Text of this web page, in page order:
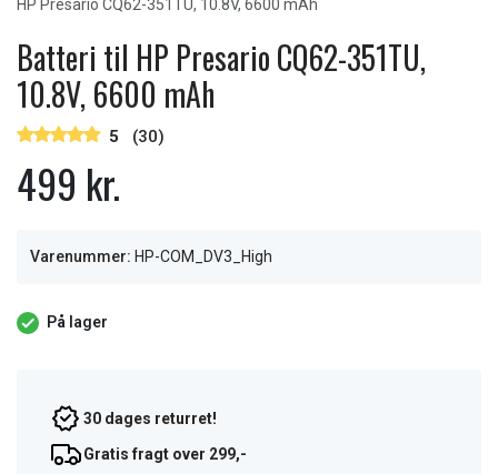
HP Presario CQ62-351TU, 10.8V, 6600 mAh
Batteri til HP Presario CQ62-351TU,
10.8V, 6600 mAh
5 (30)
499 kr.
Varenummer: HP-COM_DV3_High
På lager
30 dages returret!
Gratis fragt over 299,-